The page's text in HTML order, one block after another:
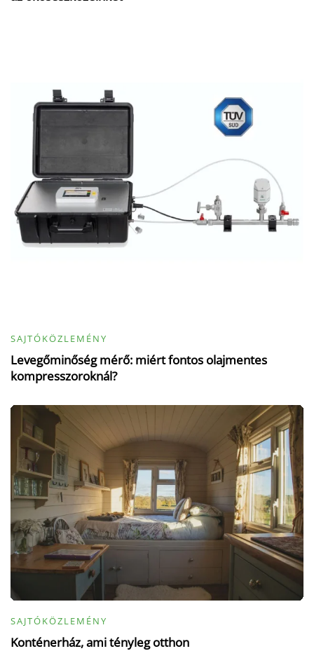
SAJTÓKÖZLEMÉNY
Levegőminőség mérő: miért fontos olajmentes
kompresszoroknál?
SAJTÓKÖZLEMÉNY
Konténerház, ami tényleg otthon